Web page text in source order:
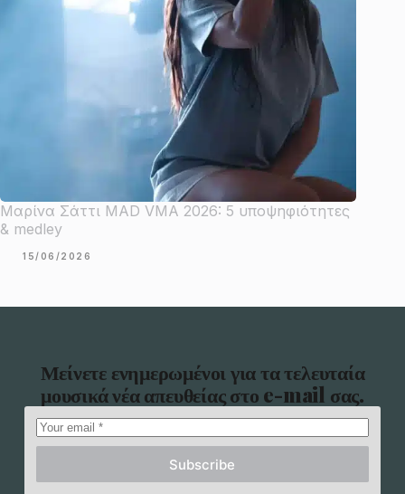
Μαρίνα Σάττι MAD VMA 2026: 5 υποψηφιότητες
& medley
15/06/2026
Μείνετε ενημερωμένοι για τα τελευταία
μουσικά νέα απευθείας στο e-mail σας.
Subscribe